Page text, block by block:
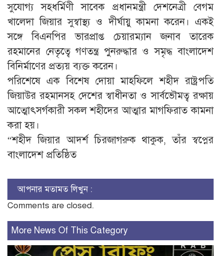
সুযোগ্য সহধর্মিণী সাবেক প্রধানমন্ত্রী দেশনেত্রী বেগম
খালেদা জিয়ার সুস্বাস্থ্য ও দীর্ঘায়ু কামনা করেন। একই
সঙ্গে বিএনপির ভারপ্রাপ্ত চেয়ারম্যান জনাব তারেক
রহমানের নেতৃত্বে গণতন্ত্র পুনরুদ্ধার ও সমৃদ্ধ বাংলাদেশ
বিনির্মাণের প্রত্যয় ব্যক্ত করেন।
পরিশেষে এক বিশেষ দোয়া মাহফিলে শহীদ রাষ্ট্রপতি
জিয়াউর রহমানসহ দেশের স্বাধীনতা ও সার্বভৌমত্ব রক্ষায়
আত্মোৎসর্গকারী সকল শহীদের আত্মার মাগফিরাত কামনা
করা হয়।
“শহীদ জিয়ার আদর্শ চিরজাগরুক থাকুক, তাঁর স্বপ্নের
বাংলাদেশ প্রতিষ্ঠিত
আপনার মতামত লিখুন :
Comments are closed.
More News Of This Category